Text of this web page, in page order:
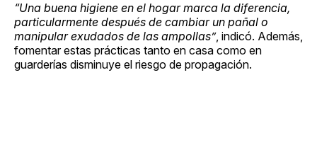
“Una buena higiene en el hogar marca la diferencia,
particularmente después de cambiar un pañal o
manipular exudados de las ampollas”, indicó. Además,
fomentar estas prácticas tanto en casa como en
guarderías disminuye el riesgo de propagación.